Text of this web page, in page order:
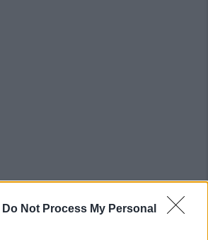
Do Not Process My Personal